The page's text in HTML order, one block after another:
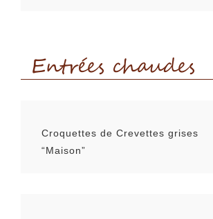
Entrées chaudes
Croquettes de Crevettes grises
“Maison”